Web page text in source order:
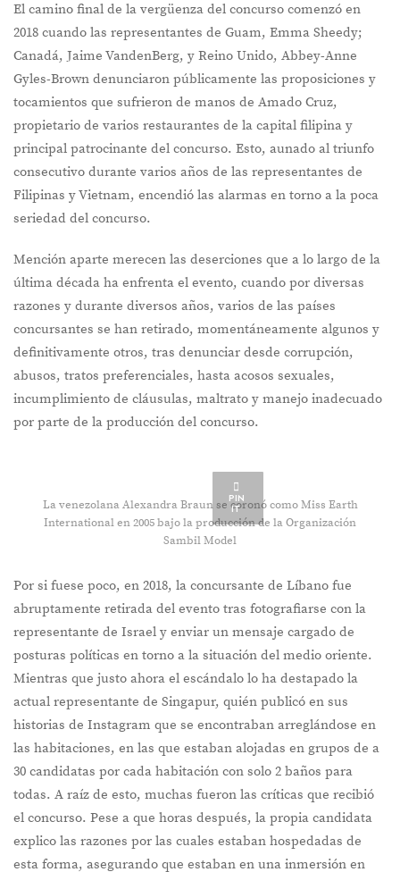
El camino final de la vergüenza del concurso comenzó en
2018 cuando las representantes de Guam, Emma Sheedy;
Canadá, Jaime VandenBerg, y Reino Unido, Abbey-Anne
Gyles-Brown denunciaron públicamente las proposiciones y
tocamientos que sufrieron de manos de Amado Cruz,
propietario de varios restaurantes de la capital filipina y
principal patrocinante del concurso. Esto, aunado al triunfo
consecutivo durante varios años de las representantes de
Filipinas y Vietnam, encendió las alarmas en torno a la poca
seriedad del concurso.
Mención aparte merecen las deserciones que a lo largo de la
última década ha enfrenta el evento, cuando por diversas
razones y durante diversos años, varios de las países
concursantes se han retirado, momentáneamente algunos y
definitivamente otros, tras denunciar desde corrupción,
abusos, tratos preferenciales, hasta acosos sexuales,
incumplimiento de cláusulas, maltrato y manejo inadecuado
por parte de la producción del concurso.
PIN
IT
La venezolana Alexandra Braun se coronó como Miss Earth
International en 2005 bajo la producción de la Organización
Sambil Model
Por si fuese poco, en 2018, la concursante de Líbano fue
abruptamente retirada del evento tras fotografiarse con la
representante de Israel y enviar un mensaje cargado de
posturas políticas en torno a la situación del medio oriente.
Mientras que justo ahora el escándalo lo ha destapado la
actual representante de Singapur, quién publicó en sus
historias de Instagram que se encontraban arreglándose en
las habitaciones, en las que estaban alojadas en grupos de a
30 candidatas por cada habitación con solo 2 baños para
todas. A raíz de esto, muchas fueron las críticas que recibió
el concurso. Pese a que horas después, la propia candidata
explico las razones por las cuales estaban hospedadas de
esta forma, asegurando que estaban en una inmersión en